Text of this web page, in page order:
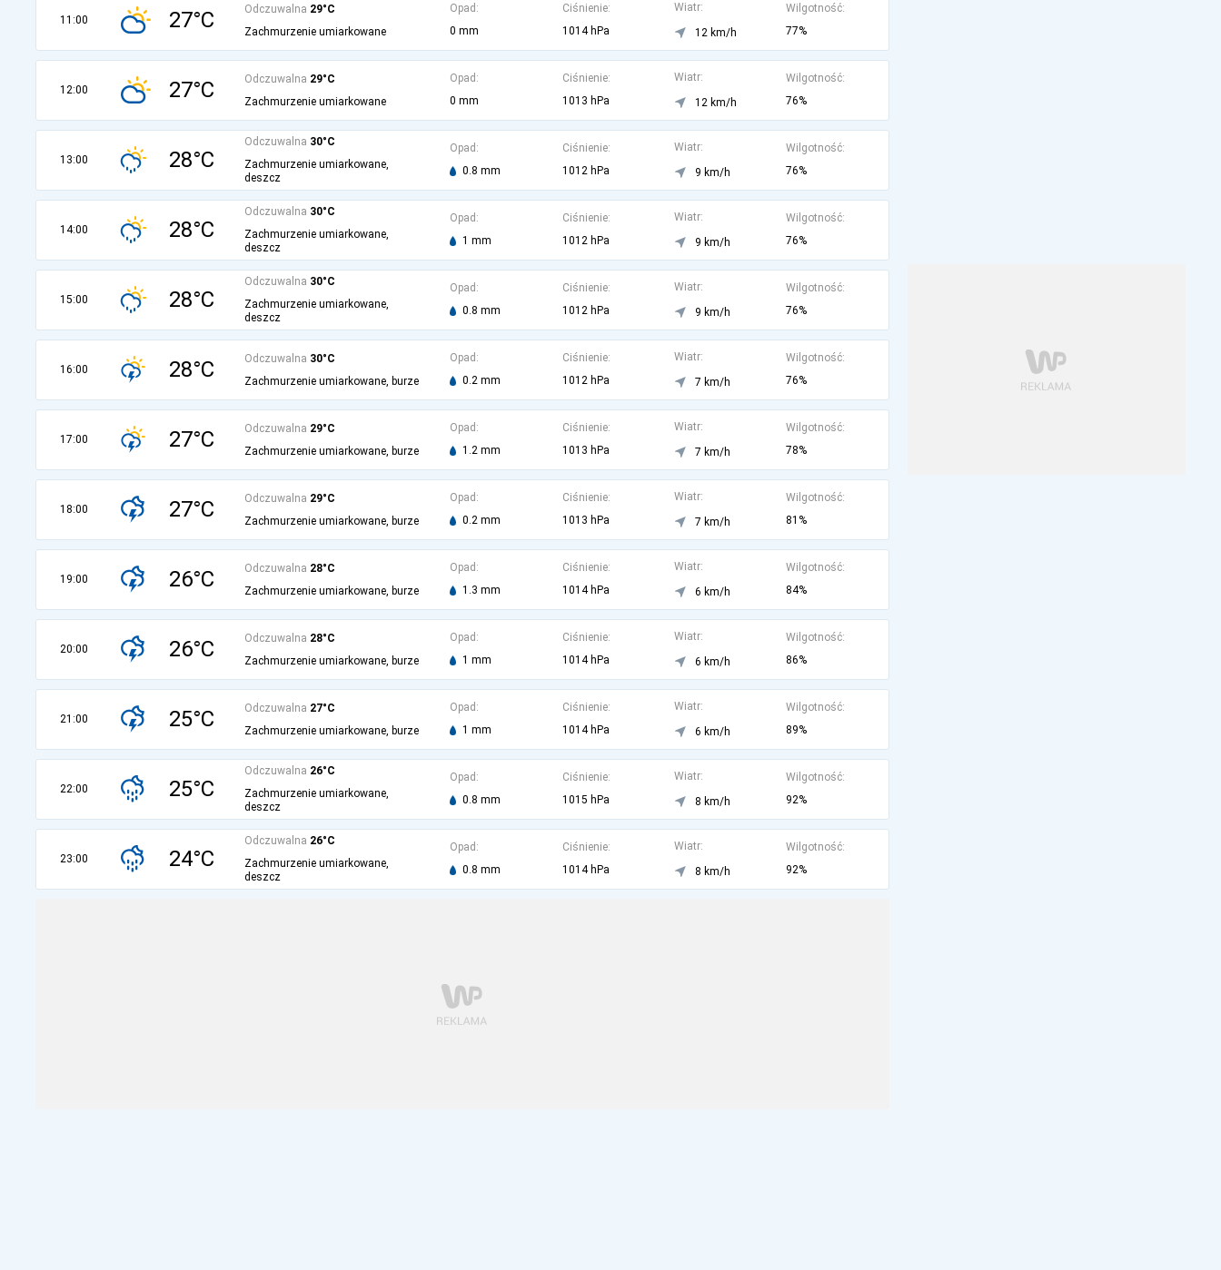
11:00 27°C Odczuwalna 29°C
Zachmurzenie umiarkowane
Opad:
0 mm
Ciśnienie:
1014 hPa
Wiatr:
12 km/h
Wilgotność:
77%
12:00 27°C Odczuwalna 29°C
Zachmurzenie umiarkowane
Opad:
0 mm
Ciśnienie:
1013 hPa
Wiatr:
12 km/h
Wilgotność:
76%
13:00 28°C
Odczuwalna 30°C
Zachmurzenie umiarkowane,
deszcz
Opad:
0.8 mm
Ciśnienie:
1012 hPa
Wiatr:
9 km/h
Wilgotność:
76%
14:00 28°C
Odczuwalna 30°C
Zachmurzenie umiarkowane,
deszcz
Opad:
1 mm
Ciśnienie:
1012 hPa
Wiatr:
9 km/h
Wilgotność:
76%
15:00 28°C
Odczuwalna 30°C
Zachmurzenie umiarkowane,
deszcz
Opad:
0.8 mm
Ciśnienie:
1012 hPa
Wiatr:
9 km/h
Wilgotność:
76%
16:00 28°C Odczuwalna 30°C
Zachmurzenie umiarkowane, burze
Opad:
0.2 mm
Ciśnienie:
1012 hPa
Wiatr:
7 km/h
Wilgotność:
76%
17:00 27°C Odczuwalna 29°C
Zachmurzenie umiarkowane, burze
Opad:
1.2 mm
Ciśnienie:
1013 hPa
Wiatr:
7 km/h
Wilgotność:
78%
18:00 27°C Odczuwalna 29°C
Zachmurzenie umiarkowane, burze
Opad:
0.2 mm
Ciśnienie:
1013 hPa
Wiatr:
7 km/h
Wilgotność:
81%
19:00 26°C Odczuwalna 28°C
Zachmurzenie umiarkowane, burze
Opad:
1.3 mm
Ciśnienie:
1014 hPa
Wiatr:
6 km/h
Wilgotność:
84%
20:00 26°C Odczuwalna 28°C
Zachmurzenie umiarkowane, burze
Opad:
1 mm
Ciśnienie:
1014 hPa
Wiatr:
6 km/h
Wilgotność:
86%
21:00 25°C Odczuwalna 27°C
Zachmurzenie umiarkowane, burze
Opad:
1 mm
Ciśnienie:
1014 hPa
Wiatr:
6 km/h
Wilgotność:
89%
22:00 25°C
Odczuwalna 26°C
Zachmurzenie umiarkowane,
deszcz
Opad:
0.8 mm
Ciśnienie:
1015 hPa
Wiatr:
8 km/h
Wilgotność:
92%
23:00 24°C
Odczuwalna 26°C
Zachmurzenie umiarkowane,
deszcz
Opad:
0.8 mm
Ciśnienie:
1014 hPa
Wiatr:
8 km/h
Wilgotność:
92%